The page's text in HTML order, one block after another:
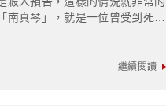
真琴」，就是一位曾受到死亡
繼續閱讀